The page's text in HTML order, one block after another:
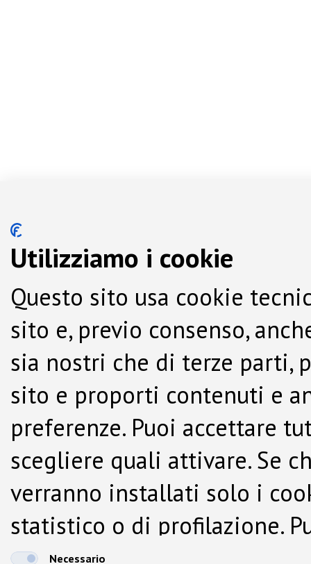
Utilizziamo i cookie
Questo sito usa cookie
sito e, previo consenso,
sia nostri che di terze parti,
sito e proporti contenuti e
preferenze. Puoi accettare
scegliere quali attivare. Se
verranno installati solo i
statistico o di profilazione.
dalla Cookie Policy.
Necessario